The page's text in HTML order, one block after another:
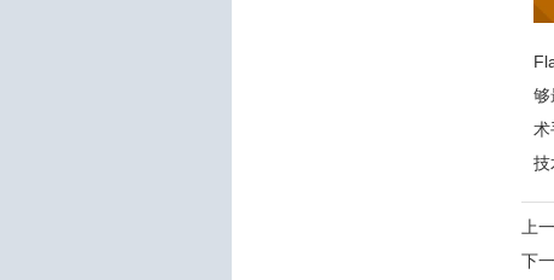
够
术
技
上
下